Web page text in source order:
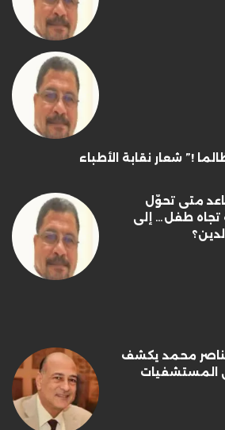
!” شعار نقابة الأطباء
متى تحوّل
تجاه طفل… إلى
محمد يكشف
المستشفيات